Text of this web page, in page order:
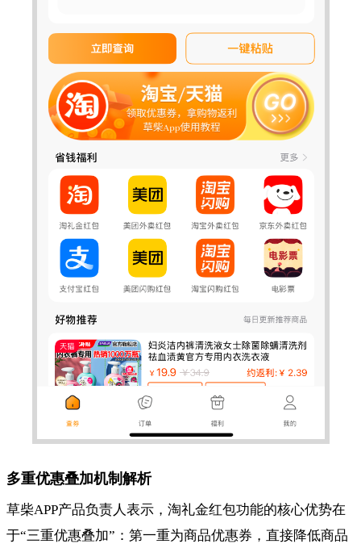
多重优惠叠加机制解析
草柴APP产品负责人表示，淘礼金红包功能的核心优势在
于“三重优惠叠加”：第一重为商品优惠券，直接降低商品